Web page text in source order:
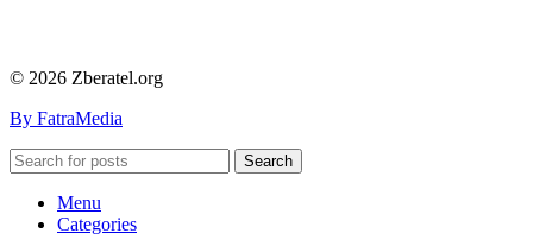
© 2026 Zberatel.org
By FatraMedia
Search
Menu
Categories